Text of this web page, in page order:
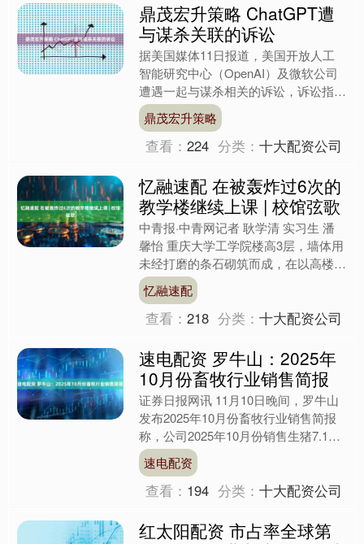
鼎茂宏升策略 ChatGPT遭
与谋杀关联的诉讼
据美国媒体11日报道，美国开放人工
智能研究中心（OpenAI）及微软公司
遭遇一起与谋杀相关的诉讼，诉讼指控
OpenAI的人工智能聊天机器人
ChatGPT“加剧用....
鼎茂宏升策略
查看：224 分类：十大配资公司
忆融速配 在被轰炸过6次的
教学楼继续上课 | 校馆弦歌
中青报·中青网记者 耿学清 实习生 潘
馨怡 重庆大学工学院楼高3层，墙体用
未经打磨的条石砌筑而成，在以高楼耸
立闻名的山城重庆并不突出，却是重庆
大学的精神象征之一....
忆融速配
查看：218 分类：十大配资公司
速电配资 罗牛山：2025年
10月份畜牧行业销售简报
证券日报网讯 11月10日晚间，罗牛山
发布2025年10月份畜牧行业销售简报
称，公司2025年10月份销售生猪7.15
万头，环比增长13.84%，同比增长
57.....
速电配资
查看： 194 分类：十大配资公司
红太阳配资 市占率全球第